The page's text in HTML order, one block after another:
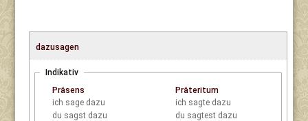
dazusagen
Indikativ
Präsens
ich sage dazu
du sagst dazu
Präteritum
ich sagte dazu
du sagtest dazu